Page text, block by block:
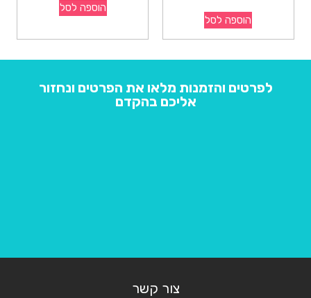
הוספה לסל
הוספה לסל
לפרטים והזמנות מלאו את הפרטים ונחזור
אליכם בהקדם
צור קשר